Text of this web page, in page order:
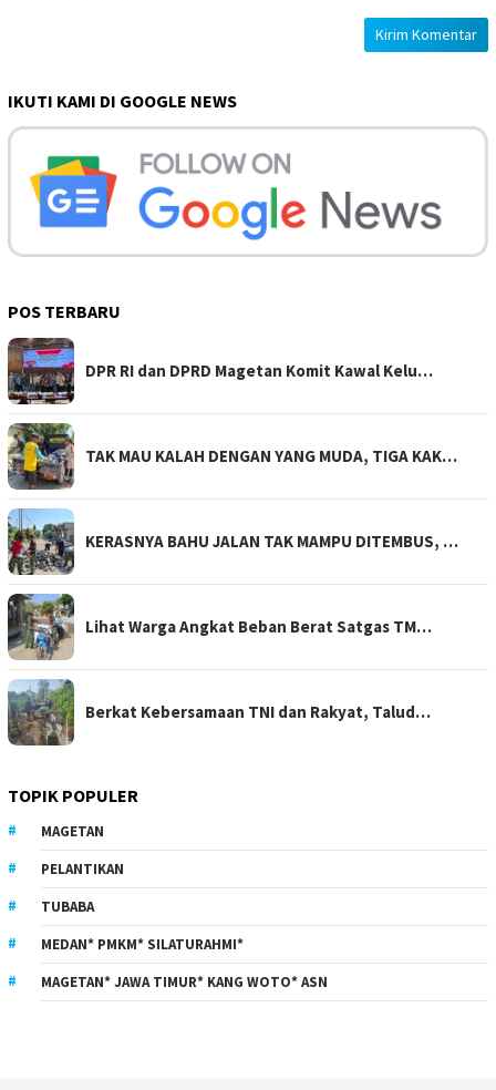
IKUTI KAMI DI GOOGLE NEWS
POS TERBARU
DPR RI dan DPRD Magetan Komit Kawal Kelu…
TAK MAU KALAH DENGAN YANG MUDA, TIGA KAK…
KERASNYA BAHU JALAN TAK MAMPU DITEMBUS, …
Lihat Warga Angkat Beban Berat Satgas TM…
Berkat Kebersamaan TNI dan Rakyat, Talud…
TOPIK POPULER
MAGETAN
PELANTIKAN
TUBABA
MEDAN* PMKM* SILATURAHMI*
MAGETAN* JAWA TIMUR* KANG WOTO* ASN